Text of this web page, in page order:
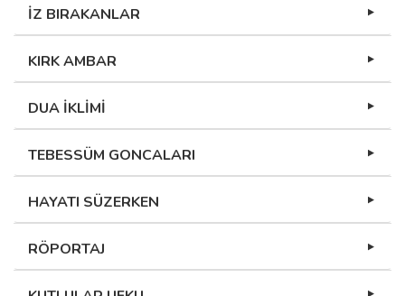
İZ BIRAKANLAR
KIRK AMBAR
DUA İKLİMİ
TEBESSÜM GONCALARI
HAYATI SÜZERKEN
RÖPORTAJ